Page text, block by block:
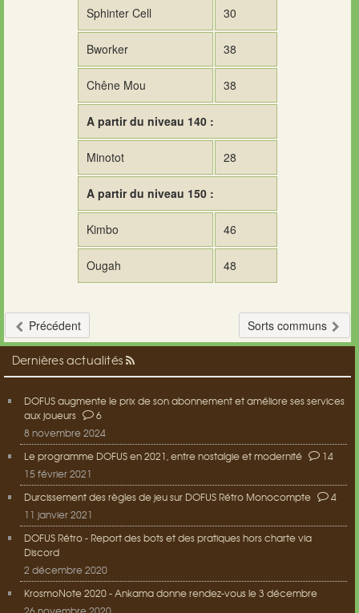
Sphinter Cell 30
Bworker 38
Chêne Mou 38
A partir du niveau 140 :
Minotot 28
A partir du niveau 150 :
Kimbo 46
Ougah 48
Précédent Sorts communs
Dernières actualités
DOFUS augmente le prix de son abonnement et améliore ses services
aux joueurs
6
8 novembre 2024
Le programme DOFUS en 2021, entre nostalgie et modernité
14
15 février 2021
Durcissement des règles de jeu sur DOFUS Rétro Monocompte
4
11 janvier 2021
DOFUS Rétro - Report des bots et des pratiques hors charte via
Discord
2 décembre 2020
KrosmoNote 2020 - Ankama donne rendez-vous le 3 décembre